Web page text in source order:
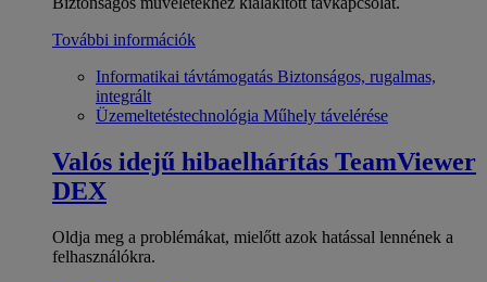
További információk
Informatikai távtámogatás Biztonságos, rugalmas,
integrált
Üzemeltetéstechnológia Műhely távelérése
Valós idejű hibaelhárítás TeamViewer
DEX
Oldja meg a problémákat, mielőtt azok hatással lennének a
felhasználókra.